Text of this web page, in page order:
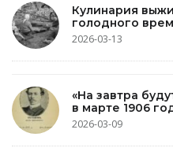
Кулинария
голодного
2026-03-13
«На завтра
в марте 1906
2026-03-09